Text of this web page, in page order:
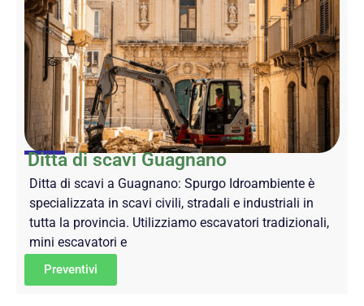
Ditta di scavi Guagnano
Ditta di scavi a Guagnano: Spurgo Idroambiente è
specializzata in scavi civili, stradali e industriali in
tutta la provincia. Utilizziamo escavatori tradizionali,
mini escavatori e
Preventivi